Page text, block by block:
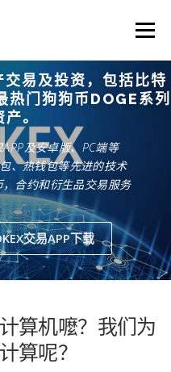
Menu
欧意APP下载
欧意团队
易及投资，包括比特
门狗狗币DOGE系列
。
及安卓版、PC端等
、热钱包等先进的技术
，合约和衍生品交易服务
交易APP下载
算机嚒？我们为
算呢？